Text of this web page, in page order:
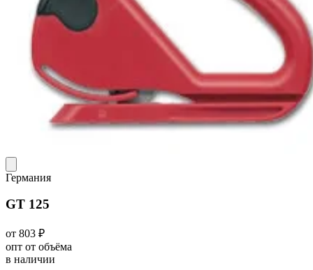
Германия
GT 125
от 803 ₽
опт от объёма
в наличии